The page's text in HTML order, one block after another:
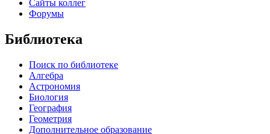
Сайты коллег
Форумы
Библиотека
Поиск по библиотеке
Алгебра
Астрономия
Биология
География
Геометрия
Дополнительное образование